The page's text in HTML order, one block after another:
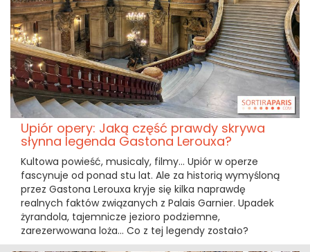
Upiór opery: Jaką część prawdy skrywa
słynna legenda Gastona Lerouxa?
Kultowa powieść, musicaly, filmy... Upiór w operze
fascynuje od ponad stu lat. Ale za historią wymyśloną
przez Gastona Lerouxa kryje się kilka naprawdę
realnych faktów związanych z Palais Garnier. Upadek
żyrandola, tajemnicze jezioro podziemne,
zarezerwowana loża... Co z tej legendy zostało?